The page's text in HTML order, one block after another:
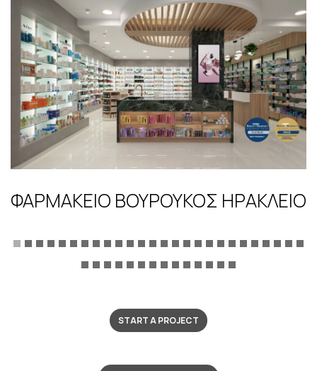
ΦΑΡΜΑΚΕΊΟ ΒΟΥΡΟΎΚΟΣ ΗΡΑΚΛΕΙΟ
START A PROJECT